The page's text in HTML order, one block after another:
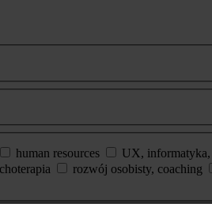
human resources UX,
rozwój osobisty, coaching